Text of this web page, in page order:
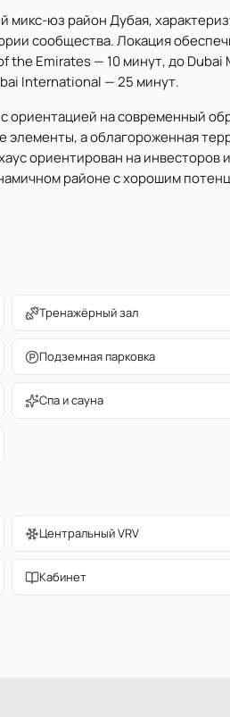
микс-юз район Дубая,
сообщества. Локация
Emirates — 10 минут, до Dubai
International — 25 минут.
ориентацией на современный
элементы, а облагороженная
ориентирован на
районе с хорошим
Тренажёрный зал
Подземная парковка
Спа и сауна
Центральный VRV
Кабинет